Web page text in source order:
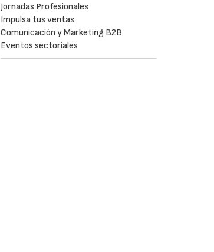
Jornadas Profesionales
Impulsa tus ventas
Comunicación y Marketing B2B
Eventos sectoriales